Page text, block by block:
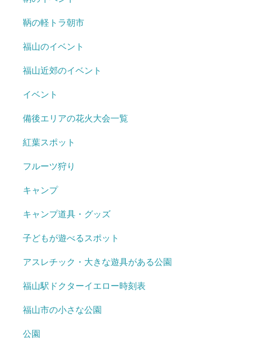
鞆の軽トラ朝市
福山のイベント
福山近郊のイベント
イベント
備後エリアの花火大会一覧
紅葉スポット
フルーツ狩り
キャンプ
キャンプ道具・グッズ
子どもが遊べるスポット
アスレチック・大きな遊具がある公園
福山駅ドクターイエロー時刻表
福山市の小さな公園
公園